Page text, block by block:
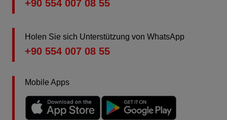
+90 554 007 08 55
Holen Sie sich Unterstützung von WhatsApp
+90 554 007 08 55
Mobile Apps